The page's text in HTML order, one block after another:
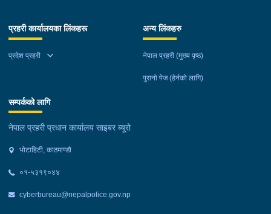
प्रहरी कार्यालयका लिंकहरू
प्रदेश प्रहरी
अन्य लिंकहरु
नेपाल प्रहरी (मुख्य पृष्ठ)
पुरानो पेज (हेर्नको लागि)
सम्पर्कको लागि
नेपाल प्रहरी प्रधान कार्यालय साइबर ब्यूरो
भोटाहिटी, काठमाण्डौ
०१-५३१९०४४
cyberbureau@nepalpolice.gov.np